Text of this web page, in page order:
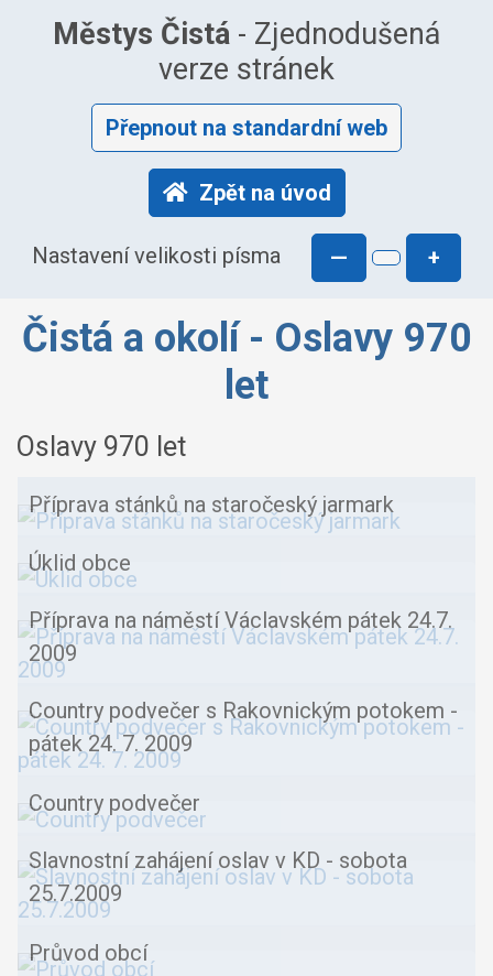
Městys Čistá - Zjednodušená
verze stránek
Přepnout na standardní web
Zpět na úvod
Nastavení velikosti písma — +
Čistá a okolí - Oslavy 970
let
Oslavy 970 let
Příprava stánků na staročeský jarmark
Úklid obce
Příprava na náměstí Václavském pátek 24.7.
2009
Country podvečer s Rakovnickým potokem -
pátek 24. 7. 2009
Country podvečer
Slavnostní zahájení oslav v KD - sobota
25.7.2009
Průvod obcí